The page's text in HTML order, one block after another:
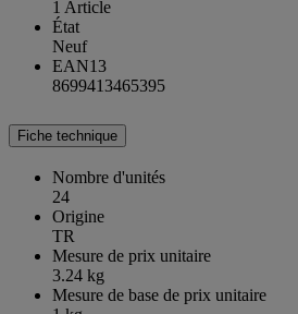
1 Article
État
Neuf
EAN13
8699413465395
Fiche technique
Nombre d'unités
24
Origine
TR
Mesure de prix unitaire
3.24 kg
Mesure de base de prix unitaire